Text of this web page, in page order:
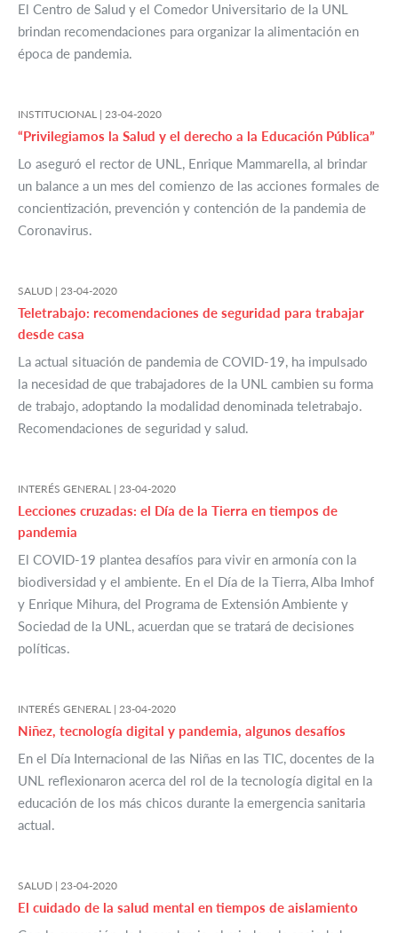
El Centro de Salud y el Comedor Universitario de la UNL
brindan recomendaciones para organizar la alimentación en
época de pandemia.
INSTITUCIONAL | 23-04-2020
“Privilegiamos la Salud y el derecho a la Educación Pública”
Lo aseguró el rector de UNL, Enrique Mammarella, al brindar
un balance a un mes del comienzo de las acciones formales de
concientización, prevención y contención de la pandemia de
Coronavirus.
SALUD | 23-04-2020
Teletrabajo: recomendaciones de seguridad para trabajar
desde casa
La actual situación de pandemia de COVID-19, ha impulsado
la necesidad de que trabajadores de la UNL cambien su forma
de trabajo, adoptando la modalidad denominada teletrabajo.
Recomendaciones de seguridad y salud.
INTERÉS GENERAL | 23-04-2020
Lecciones cruzadas: el Día de la Tierra en tiempos de
pandemia
El COVID-19 plantea desafíos para vivir en armonía con la
biodiversidad y el ambiente. En el Día de la Tierra, Alba Imhof
y Enrique Mihura, del Programa de Extensión Ambiente y
Sociedad de la UNL, acuerdan que se tratará de decisiones
políticas.
INTERÉS GENERAL | 23-04-2020
Niñez, tecnología digital y pandemia, algunos desafíos
En el Día Internacional de las Niñas en las TIC, docentes de la
UNL reflexionaron acerca del rol de la tecnología digital en la
educación de los más chicos durante la emergencia sanitaria
actual.
SALUD | 23-04-2020
El cuidado de la salud mental en tiempos de aislamiento